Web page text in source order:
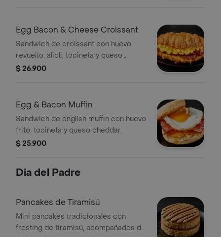
Egg Bacon & Cheese Croissant
Sandwich de croissant con huevo
revuelto, alioli, tocineta y queso
cheddar.
$ 26.900
Egg & Bacon Muffin
Sandwich de english muffin con huevo
frito, tocineta y queso cheddar.
$ 25.900
Dia del Padre
Pancakes de Tiramisú
Mini pancakes tradicionales con
frosting de tiramisú, acompañados de